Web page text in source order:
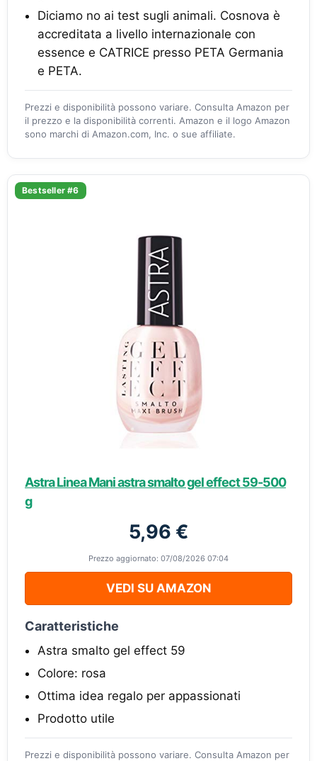
Diciamo no ai test sugli animali. Cosnova è
accreditata a livello internazionale con
essence e CATRICE presso PETA Germania
e PETA.
Prezzi e disponibilità possono variare. Consulta Amazon per
il prezzo e la disponibilità correnti. Amazon e il logo Amazon
sono marchi di Amazon.com, Inc. o sue affiliate.
Bestseller #6
Astra Linea Mani astra smalto gel effect 59-500
g
5,96 €
Prezzo aggiornato: 07/08/2026 07:04
VEDI SU AMAZON
Caratteristiche
Astra smalto gel effect 59
Colore: rosa
Ottima idea regalo per appassionati
Prodotto utile
Prezzi e disponibilità possono variare. Consulta Amazon per